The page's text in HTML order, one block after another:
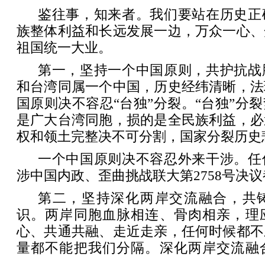
鉴往事，知来者。我们要站在历史
族整体利益和长远发展一边，万众一心
祖国统一大业。
第一，坚持一个中国原则，共护抗
和台湾同属一个中国，历史经纬清晰，
国原则决不容忍“台独”分裂。“台独”分
是广大台湾同胞，损的是全民族利益，
权和领土完整决不可分割，国家分裂历
一个中国原则决不容忍外来干涉。
涉中国内政、歪曲挑战联大第2758号决
第二，坚持深化两岸交流融合，共
识。两岸同胞血脉相连、骨肉相亲，理
心、共通共融、走近走亲，任何时候都
量都不能把我们分隔。深化两岸交流融